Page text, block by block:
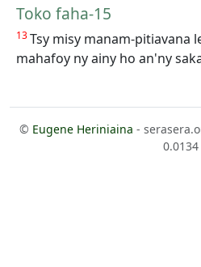
Toko faha-15
13Tsy misy manam-pitiavana
mahafoy ny ainy ho an'ny
© Eugene Heriniaina -
0.0134